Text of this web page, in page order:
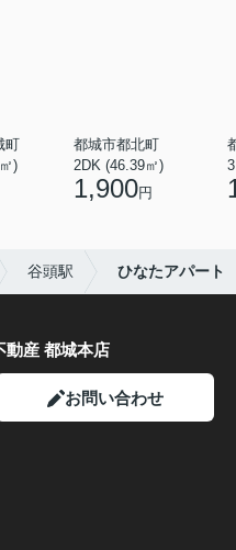
町
)
都城市都北町
2DK (46.39㎡)
1,900円
谷頭駅 ひなたアパート
動産 都城本店
お問い合わせ